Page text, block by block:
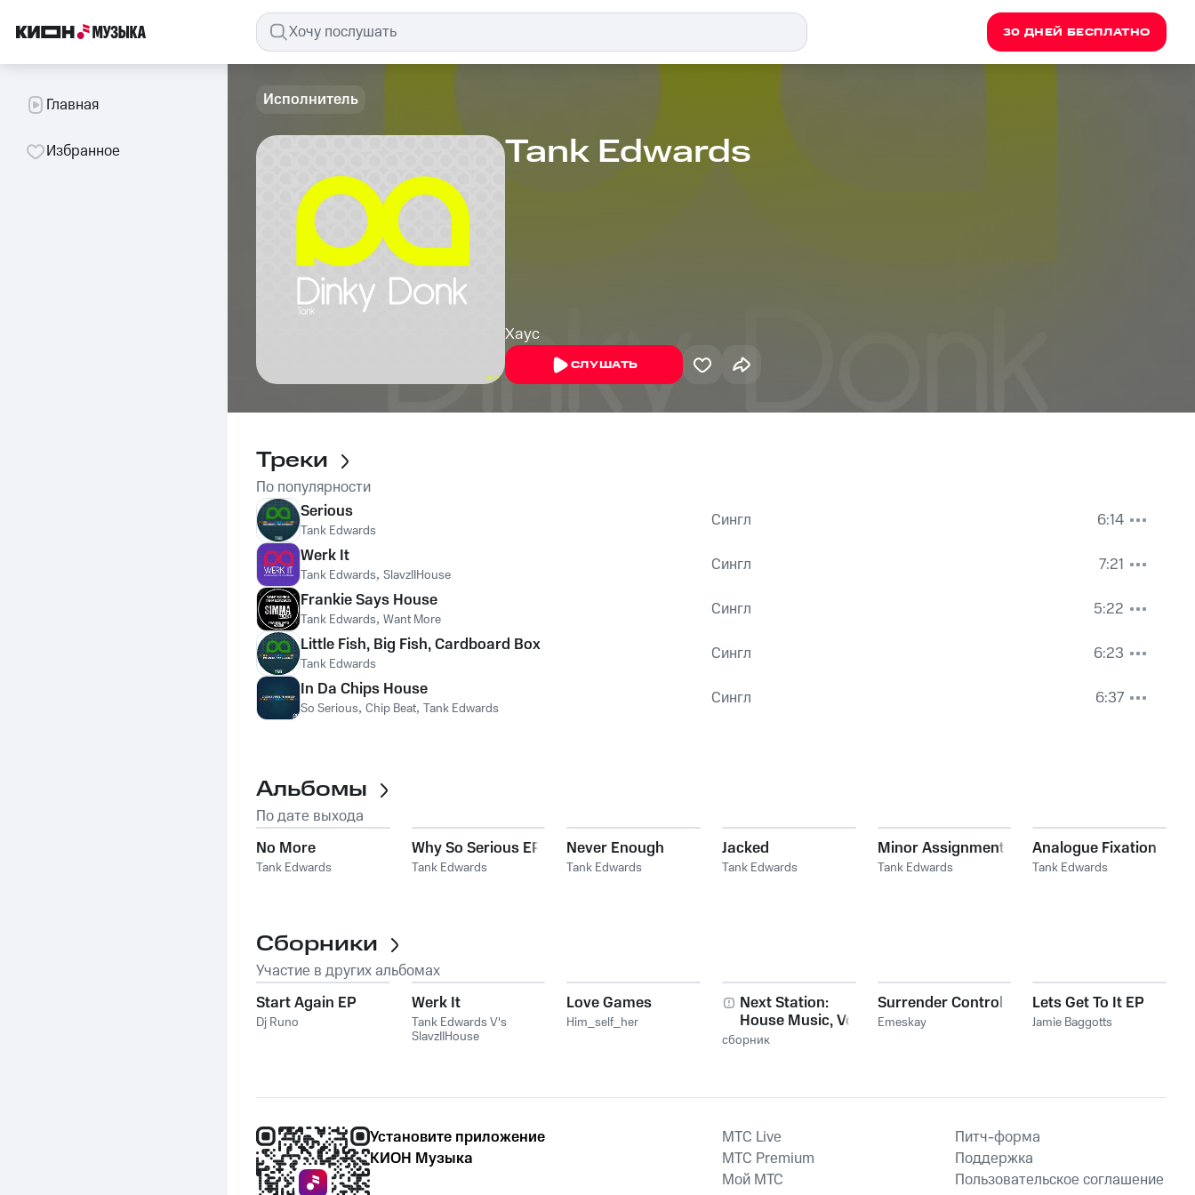
30 ДНЕЙ БЕСПЛАТНО
Главная
Избранное
Исполнитель
Tank Edwards
Хаус
СЛУШАТЬ
Треки
По популярности
Serious
Tank Edwards Сингл
6:14
Werk It
Tank Edwards, SlavzIIHouse Сингл
7:21
Frankie Says House
Tank Edwards, Want More Сингл
5:22
Little Fish, Big Fish, Cardboard Box
Tank Edwards Сингл
6:23
In Da Chips House
So Serious, Chip Beat, Tank Edwards Сингл 6:37
Альбомы
По дате выхода
No More
Tank Edwards
Why So Serious EP
Tank Edwards
Never Enough
Tank Edwards
Jacked
Tank Edwards
Minor Assignment
Tank Edwards
Analogue Fixation
Tank Edwards
Сборники
Участие в других альбомах
Start Again EP
Dj Runo
Werk It
Tank Edwards V's
SlavzIIHouse
Love Games
Him_self_her
Next Station:
House Music, Vol.
24
сборник
Surrender Control
Emeskay
Lets Get To It EP
Jamie Baggotts
Установите приложение
КИОН Музыка
MTС Live
MTС Premium
Мой МТС
Питч-форма
Поддержка
Пользовательское соглашение